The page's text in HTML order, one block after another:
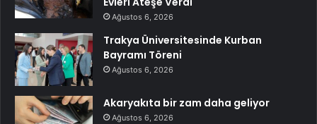
Ağustos 6, 2026
Trakya Üniversitesinde Kurban
Bayramı Töreni
Ağustos 6, 2026
Akaryakıta bir zam daha geliyor
Ağustos 6, 2026